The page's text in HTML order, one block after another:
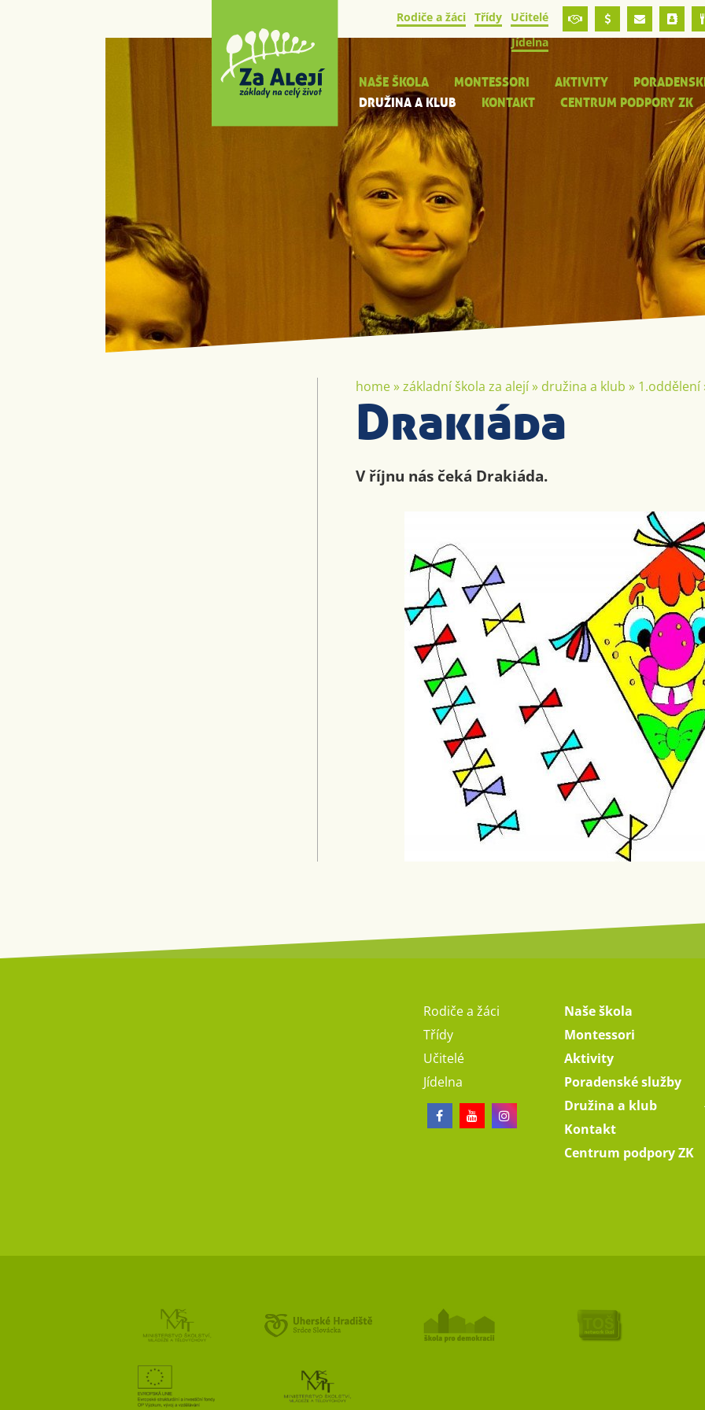
Rodiče a žáci Třídy
Učitelé
Jídelna
NAŠE ŠKOLA MONTESSORI AKTIVITY
DRUŽINA A KLUB
KONTAKT CENTRUM PODPORY ZK
home»základní škola za alejí» družina a klub » 1.oddělení
Drakiáda
V říjnu nás čeká Drakiáda.
Rodiče a žáci
Třídy
Učitelé
Jídelna
Naše škola
Montessori
Aktivity
Poradenské služby
Družina a klub
Kontakt
Centrum podpory ZK